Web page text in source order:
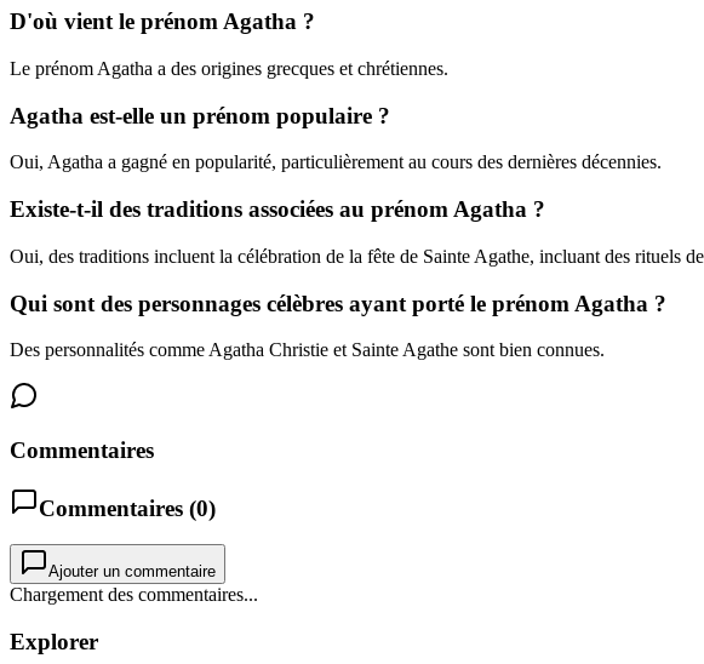
D'où vient le prénom Agatha ?
Le prénom Agatha a des origines grecques et chrétiennes.
Agatha est-elle un prénom populaire ?
Oui, Agatha a gagné en popularité, particulièrement au cours des dernières décennies.
Existe-t-il des traditions associées au prénom Agatha ?
Oui, des traditions incluent la célébration de la fête de Sainte Agathe, incluant des rituels
Qui sont des personnages célèbres ayant porté le prénom Agatha ?
Des personnalités comme Agatha Christie et Sainte Agathe sont bien connues.
Commentaires
Commentaires (0)
Ajouter un commentaire
Chargement des commentaires...
Explorer